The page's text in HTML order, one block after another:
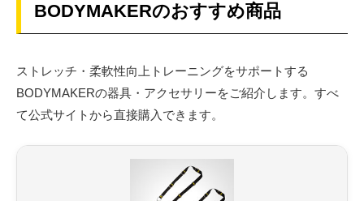
BODYMAKERのおすすめ商品
ストレッチ・柔軟性向上トレーニングをサポートする
BODYMAKERの器具・アクセサリーをご紹介します。すべ
て公式サイトから直接購入できます。